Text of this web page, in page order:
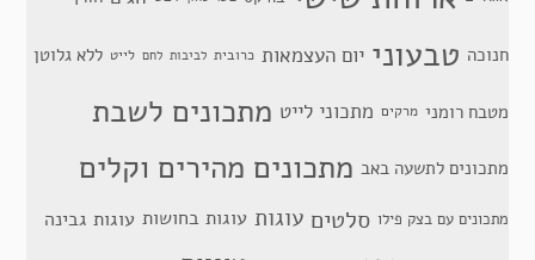
חנוכה טבעוני יום העצמאות כרובית לביבות לחם לייט ללא גלוטן
מטבח רומני מרקים מתכוני לייט מתכונים לשבת
מתכונים לתשעה באב מתכונים מהירים וקלים
מתכונים עם בצק פילו סלטים עוגות עוגות בחושות עוגות גבינה